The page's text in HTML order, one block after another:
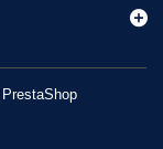
PrestaShop